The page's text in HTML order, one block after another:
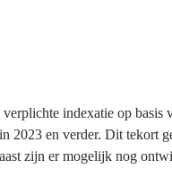
indexatie op
2023 en verder. Dit tekort
zijn er mogelijk nog